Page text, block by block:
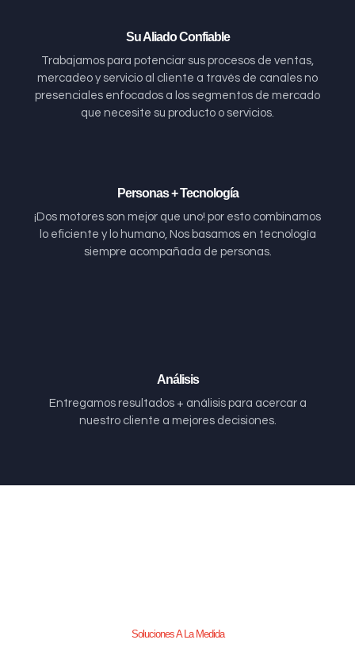
Su Aliado Confiable
Trabajamos para potenciar sus procesos de ventas,
mercadeo y servicio al cliente a través de canales no
presenciales enfocados a los segmentos de mercado
que necesite su producto o servicios.
Personas + Tecnología
¡Dos motores son mejor que uno! por esto combinamos
lo eficiente y lo humano, Nos basamos en tecnología
siempre acompañada de personas.
Análisis
Entregamos resultados + análisis para acercar a
nuestro cliente a mejores decisiones.
Soluciones A La Medida